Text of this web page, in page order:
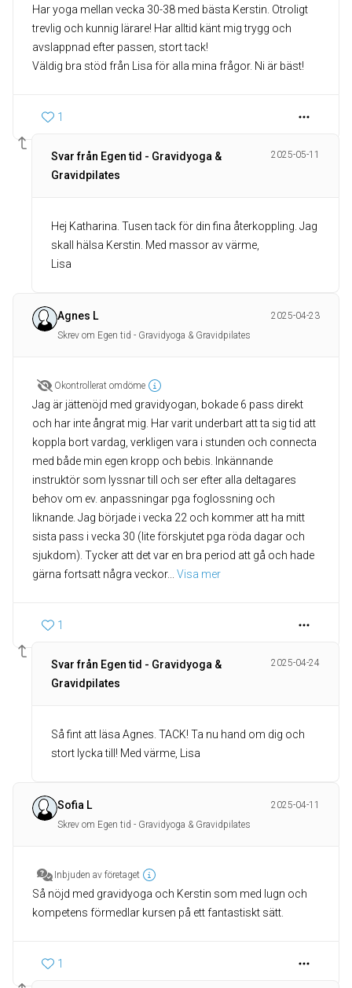
Har yoga mellan vecka 30-38 med bästa Kerstin. Otroligt
trevlig och kunnig lärare! Har alltid känt mig trygg och
avslappnad efter passen, stort tack!
Väldig bra stöd från Lisa för alla mina frågor. Ni är bäst!
1
Svar från Egen tid - Gravidyoga &
Gravidpilates
2025-05-11
Hej Katharina. Tusen tack för din fina återkoppling. Jag
skall hälsa Kerstin. Med massor av värme,
Lisa
Agnes L
2025-04-23
Skrev om Egen tid - Gravidyoga & Gravidpilates
Okontrollerat omdöme
Jag är jättenöjd med gravidyogan, bokade 6 pass direkt
och har inte ångrat mig. Har varit underbart att ta sig tid att
koppla bort vardag, verkligen vara i stunden och connecta
med både min egen kropp och bebis. Inkännande
instruktör som lyssnar till och ser efter alla deltagares
behov om ev. anpassningar pga foglossning och
liknande. Jag började i vecka 22 och kommer att ha mitt
sista pass i vecka 30 (lite förskjutet pga röda dagar och
sjukdom). Tycker att det var en bra period att gå och hade
gärna fortsatt några veckor... Visa mer
1
Svar från Egen tid - Gravidyoga &
Gravidpilates
2025-04-24
Så fint att läsa Agnes. TACK! Ta nu hand om dig och
stort lycka till! Med värme, Lisa
Sofia L
2025-04-11
Skrev om Egen tid - Gravidyoga & Gravidpilates
Inbjuden av företaget
Så nöjd med gravidyoga och Kerstin som med lugn och
kompetens förmedlar kursen på ett fantastiskt sätt.
1